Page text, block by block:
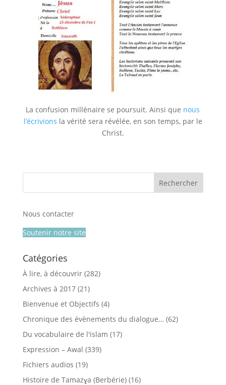
La confusion millénaire se poursuit. Ainsi que nous
l’écrivions la vérité sera révélée, en son temps, par le
Christ.
Nous contacter
Soutenir notre site
Catégories
À lire, à découvrir(282)
Archives à 2017(21)
Bienvenue et Objectifs (4)
Chronique des évènements du dialogue… (62)
Du vocabulaire de l'islam (17)
Expression – Awal (339)
Fichiers audios (19)
Histoire de Tamazɣa (Berbérie)(16)